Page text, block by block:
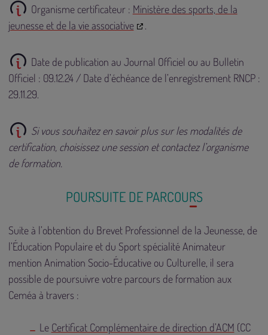
Organisme certificateur : Ministère des sports, de la
jeunesse et de la vie associative
.
Date de publication au Journal Officiel ou au Bulletin
Officiel : 09.12.24 / Date d’échéance de l’enregistrement RNCP :
29.11.29.
Si vous souhaitez en savoir plus sur les modalités de
certification, choisissez une session et contactez l’organisme
de formation.
POURSUITE DE PARCOURS
Suite à l’obtention du Brevet Professionnel de la Jeunesse, de
l’Éducation Populaire et du Sport spécialité Animateur
mention Animation Socio-Éducative ou Culturelle, il sera
possible de poursuivre votre parcours de formation aux
Ceméa à travers :
Le Certificat Complémentaire de direction d’ACM (CC